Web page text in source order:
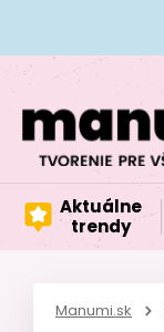
Aktuálne
trendy
Manumi.sk